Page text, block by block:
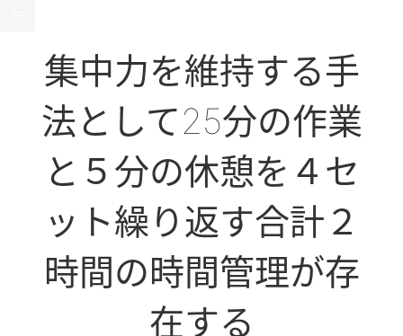
集中力を維持する手
法として25分の作業
と５分の休憩を４セ
ット繰り返す合計２
時間の時間管理が存
在する